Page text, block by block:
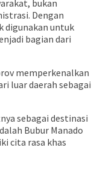
bukan
Dengan
digunakan untuk
bagian dari
memperkenalkan
luar daerah sebagai
sebagai destinasi
Bubur Manado
cita rasa khas